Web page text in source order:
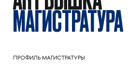
МАГИСТРАТУРА
ПРОФИЛЬ МАГИСТРАТУРЫ